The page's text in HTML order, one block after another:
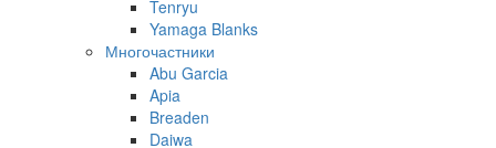
Tenryu
Yamaga Blanks
Многочастники
Abu Garcia
Apia
Breaden
Daiwa